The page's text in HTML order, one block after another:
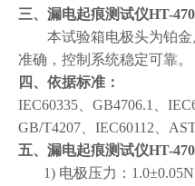
三、 漏电起痕测试仪HT-
本试验箱电极头为铂
准确，控制系统稳定可靠。
四、依据标准 ：
IEC60335、GB4706.1、
GB/T4207、IEC60112、
五、 漏电起痕测试仪HT-
1) 电极压力： 1.0±0.05N